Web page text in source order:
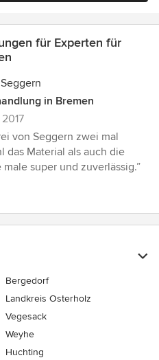
für Experten für
in Bremen
von Seggern zwei mal
das Material als auch die
super und zuverlässig.”
Bergedorf
Landkreis Osterholz
Vegesack
Weyhe
Huchting